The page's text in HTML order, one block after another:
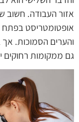
אזור העבודה. חשוב
אופטומטריסט בפתח
והערים הסמוכות. אך
גם ממקומות רחוקים